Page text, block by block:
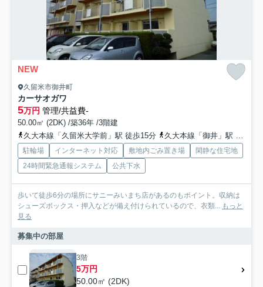
NEW
久留米市御井町
カーサオガワ
5万円 管理/共益費-
50.00㎡ (2DK) /築36年 /3階建
久大本線「久留米大学前」駅 徒歩15分
久大本線「御井」駅 徒歩26分
駐輪場 インターネット対応 敷地内ごみ置き場
閑静な住宅地
24時間緊急通報システム
公共下水
歩いて徒歩6分の場所にサニーみいまち店があるのもポイント。収納は
シューズボックス・押入などが備え付けられているので、衣類... もっと
見る
募集中の部屋
3階
5万円
50.00㎡ (2DK)